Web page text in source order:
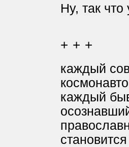
Ну, так
+ + +
каждый
каждый